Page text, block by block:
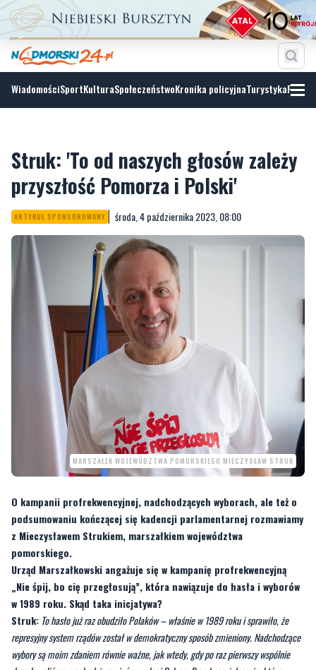
WiadomościSportKulturaSpołeczeństwoKronika policyjnaTurystyka
Struk: 'To od naszych głosów zależy
przyszłość Pomorza i Polski'
ARTYKUŁ SPONSOROWANY środa, 4 października 2023, 08:00
MARSZAŁEK WOJEWÓDZTWA POMORSKIEGO MIECZYSŁAW STRUK
O kampanii profrekwencyjnej, nadchodzących wyborach, ale też o
podsumowaniu kończącej się kadencji parlamentarnej rozmawiamy
z Mieczysławem Strukiem, marszałkiem województwa
pomorskiego.
Urząd Marszałkowski angażuje się w kampanię profrekwencyjną
„Nie śpij, bo cię przegłosują”, która nawiązuje do hasła i wyborów
w 1989 roku. Skąd taka inicjatywa?